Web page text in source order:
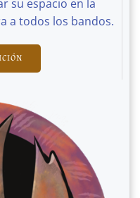
su espacio en la
a todos los bandos.